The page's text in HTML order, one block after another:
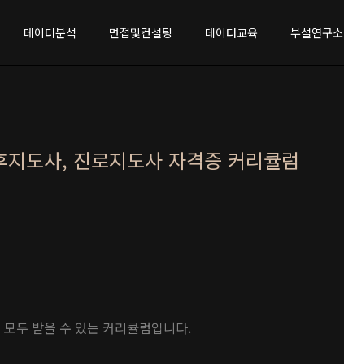
데이터분석 면접및컨설팅 데이터교육 부설연구소
도사, 진로지도사 자격증 커리큘럼
두 받을 수 있는 커리큘럼입니다.